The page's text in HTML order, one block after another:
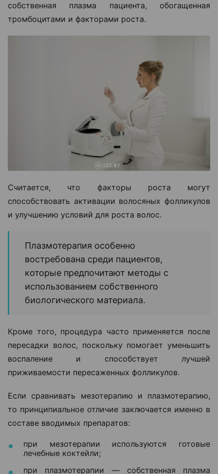
собственная плазма пациента, обогащенная
тромбоцитами и факторами роста.
Считается, что факторы роста могут
способствовать активации волосяных фолликулов
и улучшению условий для роста волос.
Плазмотерапия особенно
востребована среди пациентов,
которые предпочитают методы с
использованием собственного
биологического материала.
Кроме того, процедура часто применяется после
пересадки волос, поскольку помогает уменьшить
воспаление и способствует лучшей
приживаемости пересаженных фолликулов.
Если сравнивать мезотерапию и плазмотерапию,
то принципиальное отличие заключается именно в
составе вводимых препаратов:
при мезотерапии используются готовые
лечебные коктейли;
при плазмотерапии — собственная плазма